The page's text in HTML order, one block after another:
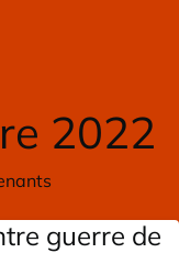
2022
guerre de